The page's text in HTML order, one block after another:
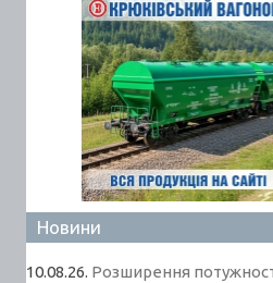
Новини
10.08.26. Розширення